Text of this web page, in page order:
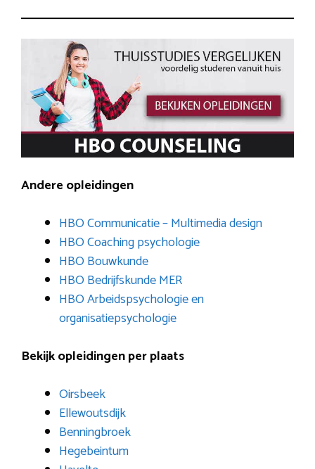
Andere opleidingen
HBO Communicatie – Multimedia design
HBO Coaching psychologie
HBO Bouwkunde
HBO Bedrijfskunde MER
HBO Arbeidspsychologie en
organisatiepsychologie
Bekijk opleidingen per plaats
Oirsbeek
Ellewoutsdijk
Benningbroek
Hegebeintum